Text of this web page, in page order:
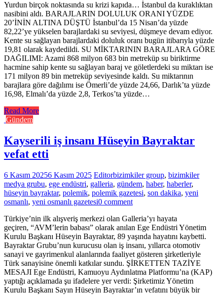
Yurdun birçok noktasında su krizi kapıda… İstanbul da kuraklıktan
nasibini aldı. BARAJLARIN DOLULUK ORANI YÜZDE
20’İNİN ALTINA DÜŞTÜ İstanbul’da 15 Nisan’da yüzde
82,22’ye yükselen barajlardaki su seviyesi, düşmeye devam ediyor.
Kente su sağlayan barajlardaki doluluk oranı bugün itibarıyla yüzde
19,81 olarak kaydedildi. SU MİKTARININ BARAJLARA GÖRE
DAĞILIMI: Azami 868 milyon 683 bin metreküp su biriktirme
hacmine sahip kente su sağlayan baraj ve göletlerdeki su miktarı ise
171 milyon 89 bin metreküp seviyesinde kaldı. Su miktarının
barajlara göre dağılımı ise Ömerli’de yüzde 24,66, Darlık’ta yüzde
16,98, Elmalı’da yüzde 2,8, Terkos’ta yüzde…
Read More
Gündem
Kayserili iş insanı Hüseyin Bayraktar
vefat etti
6 Kasım 20256 Kasım 2025 Editorbizimkiler group, bizimkiler
medya grubu, ege endüstri, galleria, gündem, haber, haberler,
hüseyin bayraktar, polemik, polemik gazetesi, son dakika, yeni
osmanlı, yeni osmanlı gazetesi0 comment
Türkiye’nin ilk alışveriş merkezi olan Galleria’yı hayata
geçiren, “AVM’lerin babası” olarak anılan Ege Endüstri Yönetim
Kurulu Başkanı Hüseyin Bayraktar, 89 yaşında hayatını kaybetti.
Bayraktar Grubu’nun kurucusu olan iş insanı, yıllarca otomotiv
sanayi ve gayrimenkul alanlarında faaliyet gösteren şirketleriyle
Türk sanayisine önemli katkılar sundu. ŞİRKETTEN TAZİYE
MESAJI Ege Endüstri, Kamuoyu Aydınlatma Platformu’na (KAP)
yaptığı açıklamada şu ifadelere yer verdi: Şirketimiz Yönetim
Kurulu Başkanı Sayın Hüseyin Bayraktar’ın vefatını büyük bir